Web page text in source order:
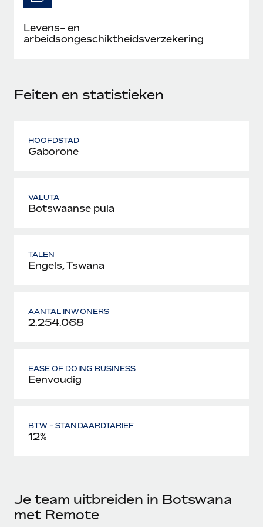
Levens- en
arbeidsongeschiktheidsverzekering
Feiten en statistieken
HOOFDSTAD
Gaborone
VALUTA
Botswaanse pula
TALEN
Engels, Tswana
AANTAL INWONERS
2.254.068
EASE OF DOING BUSINESS
Eenvoudig
BTW - STANDAARDTARIEF
12%
Je team uitbreiden in Botswana
met Remote